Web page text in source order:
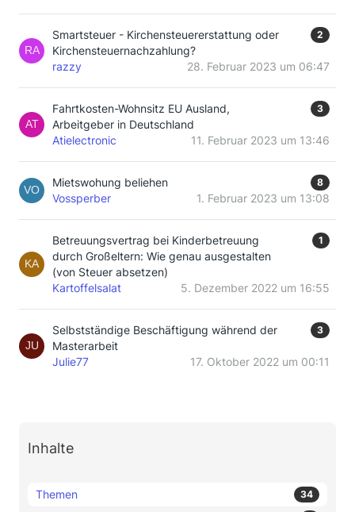
Smartsteuer - Kirchensteuererstattung oder
Kirchensteuernachzahlung?
2
razzy 28. Februar 2023 um 06:47
Fahrtkosten-Wohnsitz EU Ausland,
Arbeitgeber in Deutschland
3
Atielectronic 11. Februar 2023 um 13:46
Mietswohung beliehen 8
Vossperber 1. Februar 2023 um 13:08
Betreuungsvertrag bei Kinderbetreuung
durch Großeltern: Wie genau ausgestalten
(von Steuer absetzen)
1
Kartoffelsalat 5. Dezember 2022 um 16:55
Selbstständige Beschäftigung während der
Masterarbeit
3
Julie77 17. Oktober 2022 um 00:11
Inhalte
Themen 34